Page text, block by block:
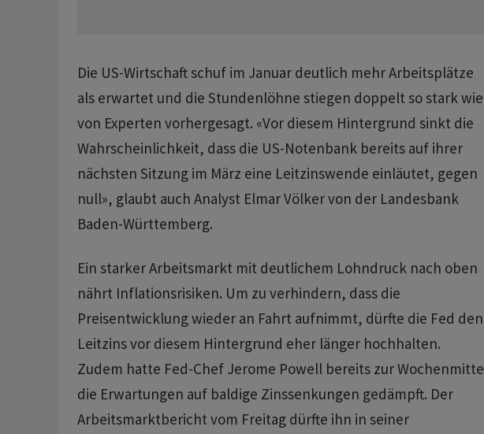
Die US-Wirtschaft schuf im Januar deutlich mehr Arbeitsplätze
als erwartet und die Stundenlöhne stiegen doppelt so stark wie
von Experten vorhergesagt. «Vor diesem Hintergrund sinkt die
Wahrscheinlichkeit, dass die US-Notenbank bereits auf ihrer
nächsten Sitzung im März eine Leitzinswende einläutet, gegen
null», glaubt auch Analyst Elmar Völker von der Landesbank
Baden-Württemberg.
Ein starker Arbeitsmarkt mit deutlichem Lohndruck nach oben
nährt Inflationsrisiken. Um zu verhindern, dass die
Preisentwicklung wieder an Fahrt aufnimmt, dürfte die Fed den
Leitzins vor diesem Hintergrund eher länger hochhalten.
Zudem hatte Fed-Chef Jerome Powell bereits zur Wochenmitte
die Erwartungen auf baldige Zinssenkungen gedämpft. Der
Arbeitsmarktbericht vom Freitag dürfte ihn in seiner